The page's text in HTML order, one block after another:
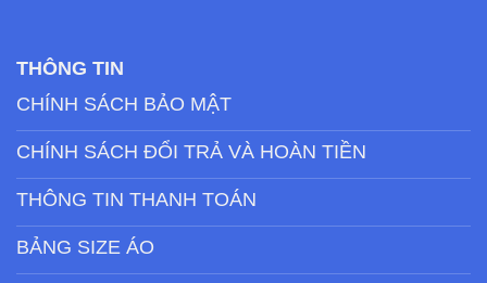
THÔNG TIN
CHÍNH SÁCH BẢO MẬT
CHÍNH SÁCH ĐỔI TRẢ VÀ HOÀN TIỀN
THÔNG TIN THANH TOÁN
BẢNG SIZE ÁO